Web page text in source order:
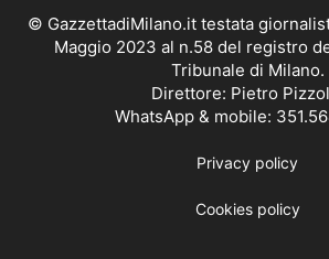
© GazzettadiMilano.it testata
Maggio 2023 al n.58 del registro
Tribunale di Milano.
Direttore: Pietro
WhatsApp & mobile:
Privacy policy
Cookies policy